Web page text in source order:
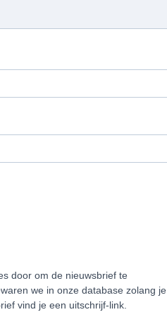
door om de nieuwsbrief te
we in onze database zolang je
vind je een uitschrijf-link.